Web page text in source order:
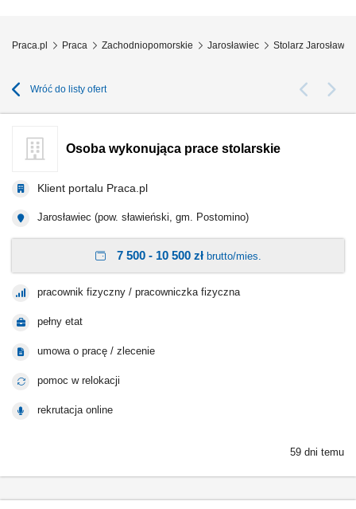
Praca.pl Praca Zachodniopomorskie Jarosławiec Stolarz
Wróć do listy ofert
Osoba wykonująca prace stolarskie
Klient portalu Praca.pl
Jarosławiec (pow. sławieński, gm. Postomino)
7 500 - 10 500 złbrutto/mies.
pracownik fizyczny / pracowniczka fizyczna
pełny etat
umowa o pracę / zlecenie
pomoc w relokacji
rekrutacja online
59 dni temu